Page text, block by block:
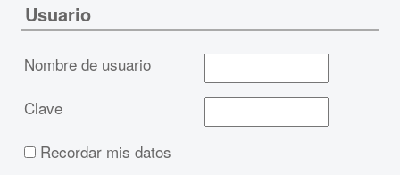
Usuario
Nombre de usuario
Clave
Recordar mis datos